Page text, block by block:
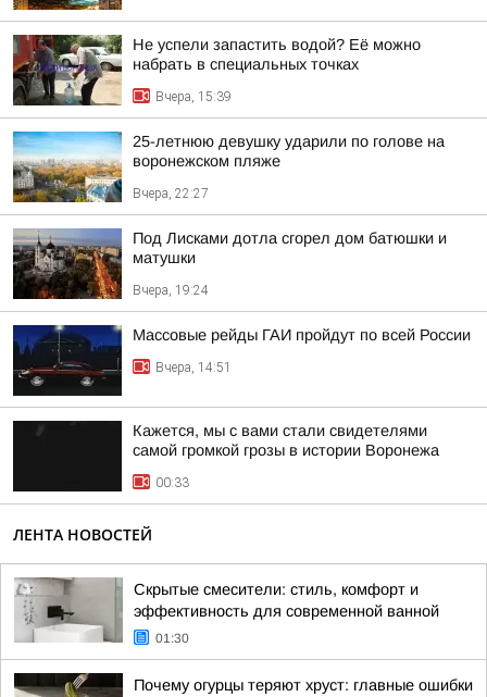
Не успели запастить водой? Её можно
набрать в специальных точках
Вчера, 15:39
25-летнюю девушку ударили по голове на
воронежском пляже
Вчера, 22:27
Под Лисками дотла сгорел дом батюшки и
матушки
Вчера, 19:24
Массовые рейды ГАИ пройдут по всей России
Вчера, 14:51
Кажется, мы с вами стали свидетелями
самой громкой грозы в истории Воронежа
00:33
ЛЕНТА НОВОСТЕЙ
Скрытые смесители: стиль, комфорт и
эффективность для современной ванной
01:30
Почему огурцы теряют хруст: главные ошибки